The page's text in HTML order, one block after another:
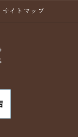
サイトマップ